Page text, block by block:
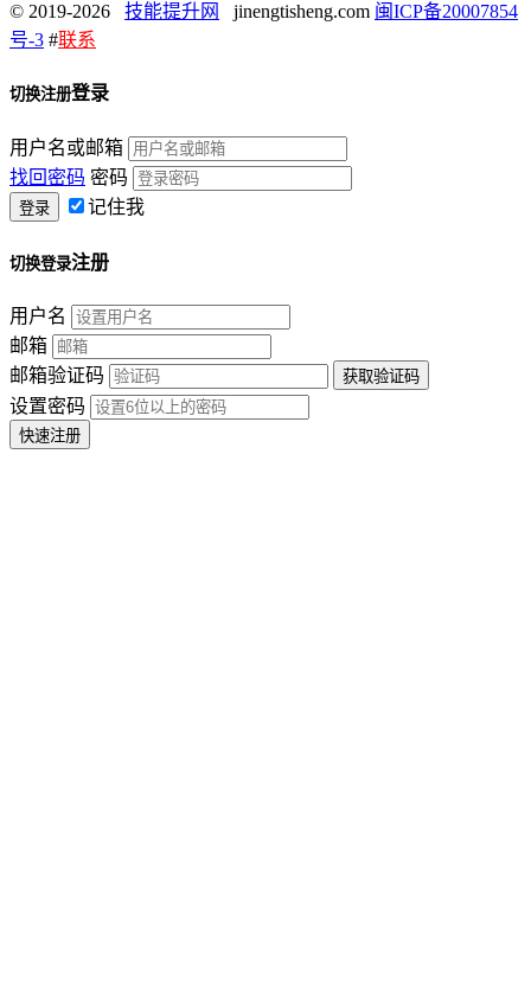
© 2019-2026 技能提升网 jinengtisheng.com 闽ICP备20007854
号-3 #联系
切换注册登录
用户名或邮箱
找回密码 密码
记住我
切换登录注册
用户名
邮箱
邮箱验证码
设置密码